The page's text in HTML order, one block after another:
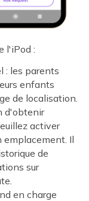
l'iPod :
: les parents
enfants
de localisation.
d'obtenir
activer
emplacement. Il
de
sur
en charge